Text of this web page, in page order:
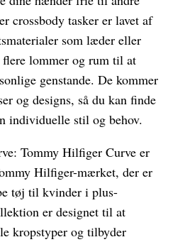
crossbody tasker er lavet af
som læder eller
lommer og rum til at
genstande. De kommer
og designs, så du kan finde
individuelle stil og behov.
Tommy Hilfiger Curve er
Hilfiger-mærket, der er
tøj til kvinder i plus-
er designet til at
kropstyper og tilbyder